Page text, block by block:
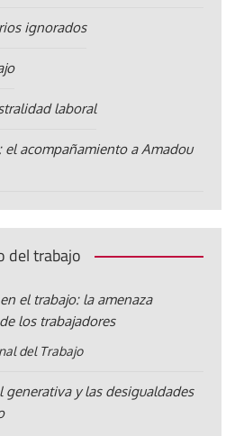
ignorados
laboral
el acompañamiento a Amadou
del trabajo
el trabajo: la amenaza
los trabajadores
del Trabajo
y las desigualdades